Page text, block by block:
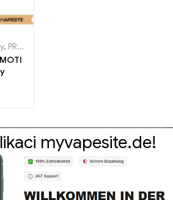
, PRODEJ %
myvapesite.de!